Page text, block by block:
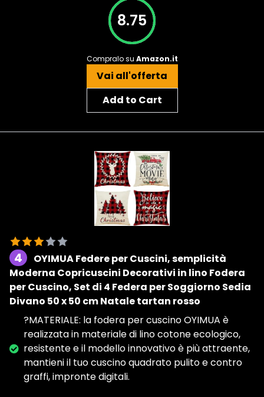
8.75
Compralo su Amazon.it
Vai all'offerta
Add to Cart
4
OYIMUA Federe per Cuscini, semplicità
Moderna Copricuscini Decorativi in lino Fodera
per Cuscino, Set di 4 Federa per Soggiorno Sedia
Divano 50 x 50 cm Natale tartan rosso
?MATERIALE: la fodera per cuscino OYIMUA è
realizzata in materiale di lino cotone ecologico,
resistente e il modello innovativo è più attraente,
mantieni il tuo cuscino quadrato pulito e contro
graffi, impronte digitali.